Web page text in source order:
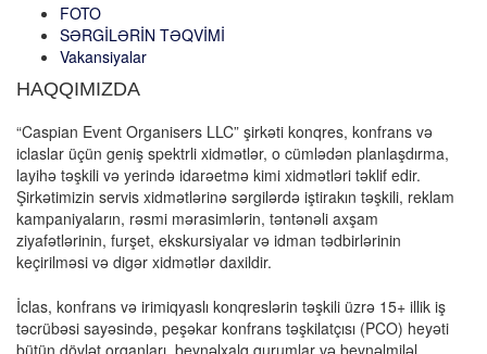
FOTO
SƏRGİLƏRİN TƏQVİMİ
Vakansiyalar
HAQQIMIZDA
“Caspian Event Organisers LLC” şirkəti konqres, konfrans və
iclaslar üçün geniş spektrli xidmətlər, o cümlədən planlaşdırma,
layihə təşkili və yerində idarəetmə kimi xidmətləri təklif edir.
Şirkətimizin servis xidmətlərinə sərgilərdə iştirakın təşkili, reklam
kampaniyaların, rəsmi mərasimlərin, təntənəli axşam
ziyafətlərinin, furşet, ekskursiyalar və idman tədbirlərinin
keçirilməsi və digər xidmətlər daxildir.
İclas, konfrans və irimiqyaslı konqreslərin təşkili üzrə 15+ illik iş
təcrübəsi sayəsində, peşəkar konfrans təşkilatçısı (PCO) heyəti
bütün dövlət orqanları, beynəlxalq qurumlar və beynəlmiləl